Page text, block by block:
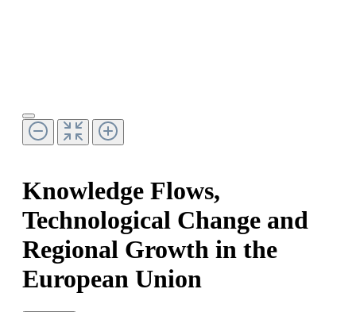
Knowledge Flows,
Technological Change and
Regional Growth in the
European Union